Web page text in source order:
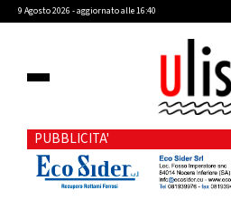
9 Agosto 2026 - aggiornato alle 16:40
PUBBLICITA'